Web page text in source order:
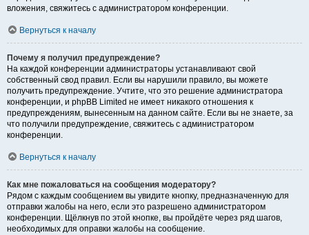
вложения, свяжитесь с администратором конференции.
Вернуться к началу
Почему я получил предупреждение?
На каждой конференции администраторы устанавливают свой
собственный свод правил. Если вы нарушили правило, вы можете
получить предупреждение. Учтите, что это решение администратора
конференции, и phpBB Limited не имеет никакого отношения к
предупреждениям, вынесенным на данном сайте. Если вы не знаете, за
что получили предупреждение, свяжитесь с администратором
конференции.
Вернуться к началу
Как мне пожаловаться на сообщения модератору?
Рядом с каждым сообщением вы увидите кнопку, предназначенную для
отправки жалобы на него, если это разрешено администратором
конференции. Щёлкнув по этой кнопке, вы пройдёте через ряд шагов,
необходимых для оправки жалобы на сообщение.